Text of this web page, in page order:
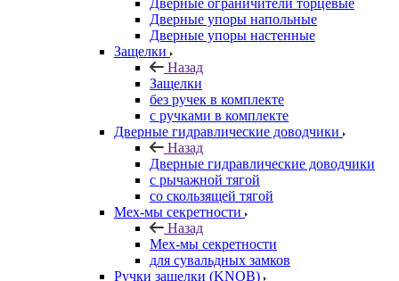
Дверные ограничители торцевые
Дверные упоры напольные
Дверные упоры настенные
Защелки
Назад
Защелки
без ручек в комплекте
с ручками в комплекте
Дверные гидравлические доводчики
Назад
Дверные гидравлические доводчики
с рычажной тягой
со скользящей тягой
Мех-мы секретности
Назад
Мех-мы секретности
для сувальдных замков
Ручки защелки (KNOB)